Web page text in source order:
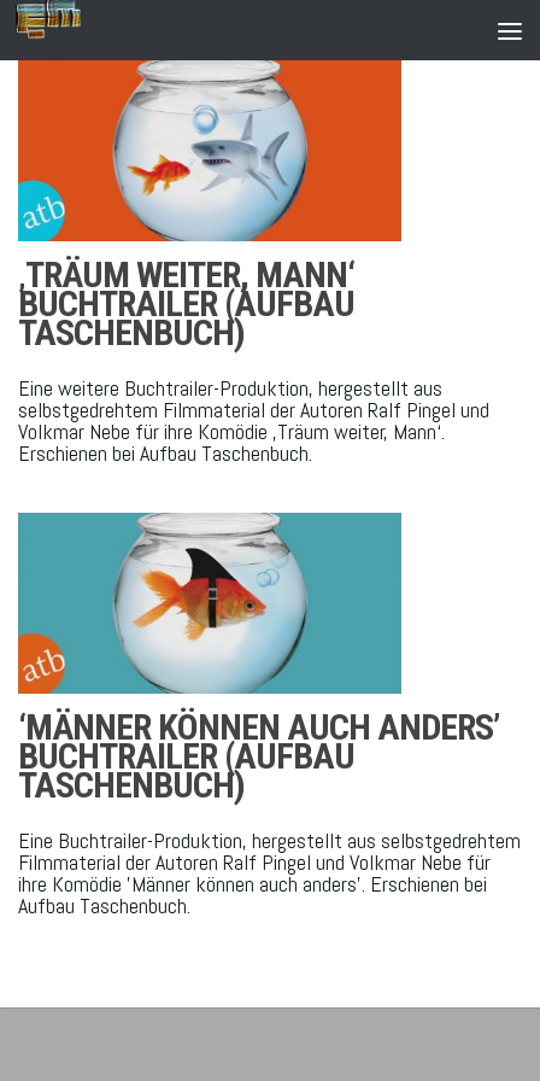
Zum Inhalt springen
‚TRÄUM WEITER, MANN‘
BUCHTRAILER (AUFBAU
TASCHENBUCH)
Eine weitere Buchtrailer-Produktion, hergestellt aus
selbstgedrehtem Filmmaterial der Autoren Ralf Pingel und
Volkmar Nebe für ihre Komödie ‚Träum weiter, Mann‘.
Erschienen bei Aufbau Taschenbuch.
‘MÄNNER KÖNNEN AUCH ANDERS’
BUCHTRAILER (AUFBAU
TASCHENBUCH)
Eine Buchtrailer-Produktion, hergestellt aus selbstgedrehtem
Filmmaterial der Autoren Ralf Pingel und Volkmar Nebe für
ihre Komödie 'Männer können auch anders'. Erschienen bei
Aufbau Taschenbuch.